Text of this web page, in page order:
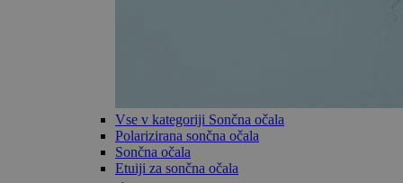
Vse v kategoriji Sončna očala
Polarizirana sončna očala
Sončna očala
Etuiji za sončna očala